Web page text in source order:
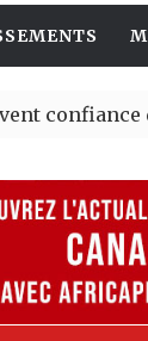
dans